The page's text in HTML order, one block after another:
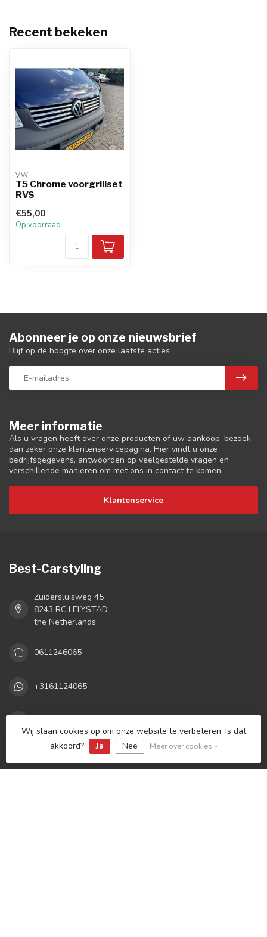
Recent bekeken
VW
T5 Chrome voorgrillset
RVS
€55,00
Op voorraad
Meer informatie
Als u vragen heeft over onze producten of uw aankoop, bezoek
dan zeker onze klantenservicepagina. Hier vindt u onze
bedrijfsgegevens, antwoorden op veelgestelde vragen en
verschillende manieren om met ons in contact te komen.
Klantenservice
Abonneer je op onze nieuwsbrief
Blijf op de hoogte over onze laatste acties
Best-Carstyling
Zuidersluisweg 45
8243 RC LELYSTAD
the Netherlands
0611246065
+3161124065
Wij slaan cookies op om onze website te verbeteren. Is dat
akkoord?
Ja Nee Meer over cookies »